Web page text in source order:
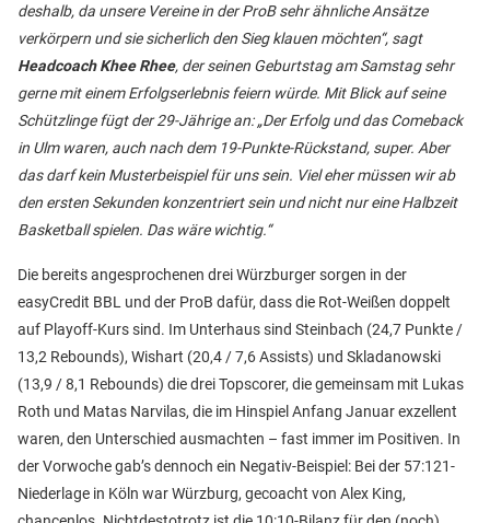
deshalb, da unsere Vereine in der ProB sehr ähnliche Ansätze
verkörpern und sie sicherlich den Sieg klauen möchten“, sagt
Headcoach Khee Rhee, der seinen Geburtstag am Samstag sehr
gerne mit einem Erfolgserlebnis feiern würde. Mit Blick auf seine
Schützlinge fügt der 29-Jährige an: „Der Erfolg und das Comeback
in Ulm waren, auch nach dem 19-Punkte-Rückstand, super. Aber
das darf kein Musterbeispiel für uns sein. Viel eher müssen wir ab
den ersten Sekunden konzentriert sein und nicht nur eine Halbzeit
Basketball spielen. Das wäre wichtig.“
Die bereits angesprochenen drei Würzburger sorgen in der
easyCredit BBL und der ProB dafür, dass die Rot-Weißen doppelt
auf Playoff-Kurs sind. Im Unterhaus sind Steinbach (24,7 Punkte /
13,2 Rebounds), Wishart (20,4 / 7,6 Assists) und Skladanowski
(13,9 / 8,1 Rebounds) die drei Topscorer, die gemeinsam mit Lukas
Roth und Matas Narvilas, die im Hinspiel Anfang Januar exzellent
waren, den Unterschied ausmachten – fast immer im Positiven. In
der Vorwoche gab’s dennoch ein Negativ-Beispiel: Bei der 57:121-
Niederlage in Köln war Würzburg, gecoacht von Alex King,